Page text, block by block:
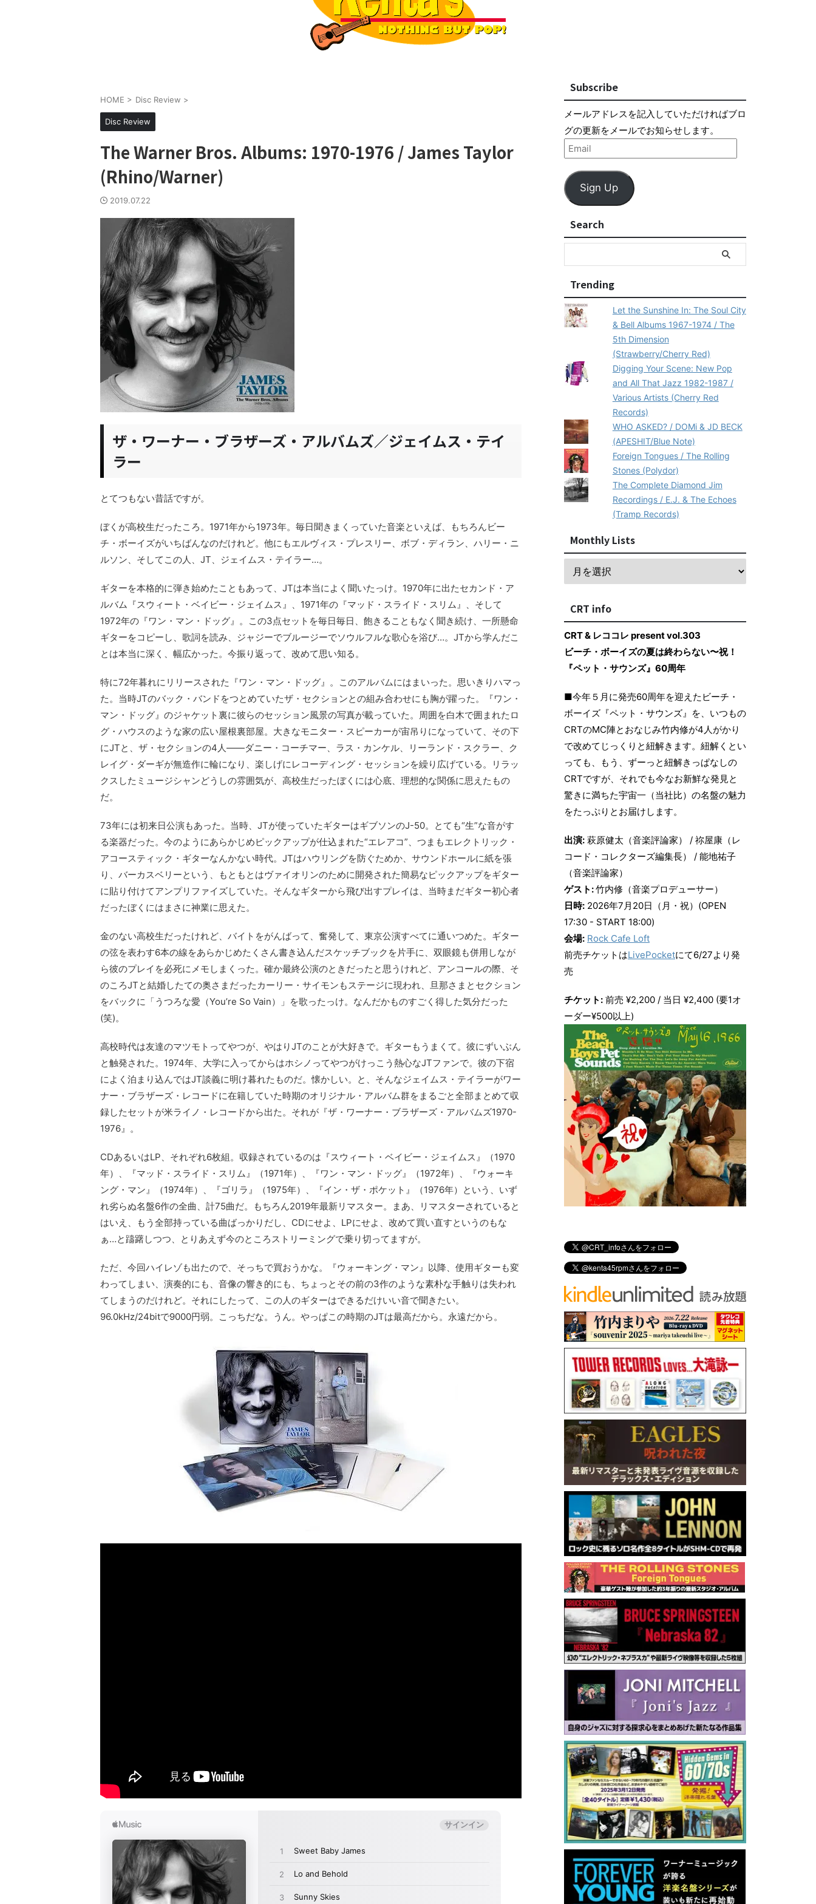
HOME > Disc Review >
Disc Review
The Warner Bros. Albums: 1970-1976 / James Taylor
(Rhino/Warner)
2019.07.22
ザ・ワーナー・ブラザーズ・アルバムズ／ジェイムス・テイ
ラー
とてつもない昔話ですが。
ぼくが高校生だったころ。1971年から1973年。毎日聞きまくっていた音楽といえば、もちろんビー
チ・ボーイズがいちばんなのだけれど。他にもエルヴィス・プレスリー、ボブ・ディラン、ハリー・ニ
ルソン、そしてこの人、JT、ジェイムス・テイラー…。
ギターを本格的に弾き始めたこともあって、JTは本当によく聞いたっけ。1970年に出たセカンド・ア
ルバム『スウィート・ベイビー・ジェイムス』、1971年の『マッド・スライド・スリム』、そして
1972年の『ワン・マン・ドッグ』。この3点セットを毎日毎日、飽きることもなく聞き続け、一所懸命
ギターをコピーし、歌詞を読み、ジャジーでブルージーでソウルフルな歌心を浴び…。JTから学んだこ
とは本当に深く、幅広かった。今振り返って、改めて思い知る。
特に72年暮れにリリースされた『ワン・マン・ドッグ』。このアルバムにはまいった。思いきりハマっ
た。当時JTのバック・バンドをつとめていたザ・セクションとの組み合わせにも胸が躍った。『ワン・
マン・ドッグ』のジャケット裏に彼らのセッション風景の写真が載っていた。周囲を白木で囲まれたロ
グ・ハウスのような家の広い屋根裏部屋。大きなモニター・スピーカーが宙吊りになっていて、その下
にJTと、ザ・セクションの4人——ダニー・コーチマー、ラス・カンケル、リーランド・スクラー、ク
レイグ・ダーギが無造作に輪になり、楽しげにレコーディング・セッションを繰り広げている。リラッ
クスしたミュージシャンどうしの雰囲気が、高校生だったぼくには心底、理想的な関係に思えたもの
だ。
73年には初来日公演もあった。当時、JTが使っていたギターはギブソンのJ-50。とても“生”な音がす
る楽器だった。今のようにあらかじめピックアップが仕込まれた“エレアコ”、つまもエレクトリック・
アコースティック・ギターなんかない時代。JTはハウリングを防ぐためか、サウンドホールに紙を張
り、バーカスベリーという、もともとはヴァイオリンのために開発された簡易なピックアップをギター
に貼り付けてアンプリファイズしていた。そんなギターから飛び出すプレイは、当時まだギター初心者
だったぼくにはまさに神業に思えた。
金のない高校生だったけれど、バイトをがんばって、奮発して、東京公演すべてに通いつめた。ギター
の弦を表わす6本の線をあらかじめたくさん書き込んだスケッチブックを片手に、双眼鏡も併用しなが
ら彼のプレイを必死にメモしまくった。確か最終公演のときだったと思うけれど、アンコールの際、そ
のころJTと結婚したての奥さまだったカーリー・サイモンもステージに現われ、旦那さまとセクション
をバックに「うつろな愛（You’re So Vain）」を歌ったっけ。なんだかものすごく得した気分だった
(笑)。
高校時代は友達のマツモトってやつが、やはりJTのことが大好きで。ギターもうまくて。彼にずいぶん
と触発された。1974年、大学に入ってからはホシノってやつがけっこう熱心なJTファンで。彼の下宿
によく泊まり込んではJT談義に明け暮れたものだ。懐かしい。と、そんなジェイムス・テイラーがワー
ナー・ブラザーズ・レコードに在籍していた時期のオリジナル・アルバム群をまるごと全部まとめて収
録したセットが米ライノ・レコードから出た。それが『ザ・ワーナー・ブラザーズ・アルバムズ1970-
1976』。
CDあるいはLP、それぞれ6枚組。収録されているのは『スウィート・ベイビー・ジェイムス』（1970
年）、『マッド・スライド・スリム』（1971年）、『ワン・マン・ドッグ』（1972年）、『ウォーキ
ング・マン』（1974年）、『ゴリラ』（1975年）、『イン・ザ・ポケット』（1976年）という、いず
れ劣らぬ名盤6作の全曲、計75曲だ。もちろん2019年最新リマスター。まあ、リマスターされていると
はいえ、もう全部持っている曲ばっかりだし、CDにせよ、LPにせよ、改めて買い直すというのもな
ぁ…と躊躇しつつ、とりあえず今のところストリーミングで乗り切ってますが。
ただ、今回ハイレゾも出たので、そっちで買おうかな。『ウォーキング・マン』以降、使用ギターも変
わってしまい、演奏的にも、音像の響き的にも、ちょっとその前の3作のような素朴な手触りは失われ
てしまうのだけれど。それにしたって、この人のギターはできるだけいい音で聞きたい。
96.0kHz/24bitで9000円弱。こっちだな。うん。やっぱこの時期のJTは最高だから。永遠だから。
Subscribe
メールアドレスを記入していただければブロ
グの更新をメールでお知らせします。
Sign Up
Search
Trending
Let the Sunshine In: The Soul City
& Bell Albums 1967-1974 / The
5th Dimension
(Strawberry/Cherry Red)
Digging Your Scene: New Pop
and All That Jazz 1982-1987 /
Various Artists (Cherry Red
Records)
WHO ASKED? / DOMi & JD BECK
(APESHIT/Blue Note)
Foreign Tongues / The Rolling
Stones (Polydor)
The Complete Diamond Jim
Recordings / E.J. & The Echoes
(Tramp Records)
Monthly Lists
CRT info
CRT & レココレ present vol.303
ビーチ・ボーイズの夏は終わらない〜祝！
『ペット・サウンズ』60周年
■今年５月に発売60周年を迎えたビーチ・
ボーイズ『ペット・サウンズ』を、いつもの
CRTのMC陣とおなじみ竹内修が4人がかり
で改めてじっくりと紐解きます。紐解くとい
っても、もう、ずーっと紐解きっぱなしの
CRTですが、それでも今なお新鮮な発見と
驚きに満ちた宇宙一（当社比）の名盤の魅力
をたっぷりとお届けします。
出演: 萩原健太（音楽評論家） / 祢屋康（レ
コード・コレクターズ編集長） / 能地祐子
（音楽評論家）
ゲスト:竹内修（音楽プロデューサー）
日時: 2026年7月20日（月・祝）(OPEN
17:30 - START 18:00)
会場: Rock Cafe Loft
前売チケットはLivePocketにて6/27より発
売
チケット: 前売 ¥2,200 / 当日 ¥2,400 (要1オ
ーダー¥500以上)